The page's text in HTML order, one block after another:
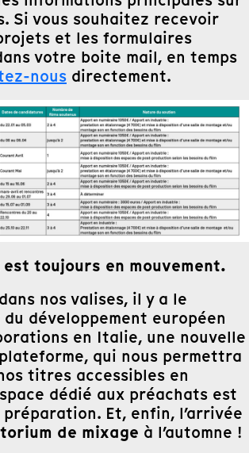
Si vous souhaitez recevoir
et les formulaires
votre boite mail, en temps
nous directement.
est toujours en mouvement.
nos valises, il y a le
développement européen
en Italie, une nouvelle
qui nous permettra
titres accessibles en
dédié aux préachats est
Et, enfin, l’arrivée
de mixage à l’automne !